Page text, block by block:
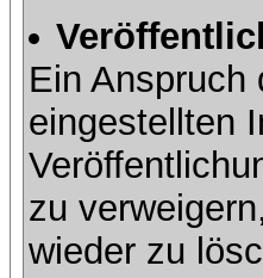
Ein Anspruch
eingestellten
zu
wieder zu